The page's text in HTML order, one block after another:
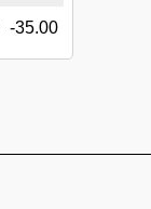
-35.00